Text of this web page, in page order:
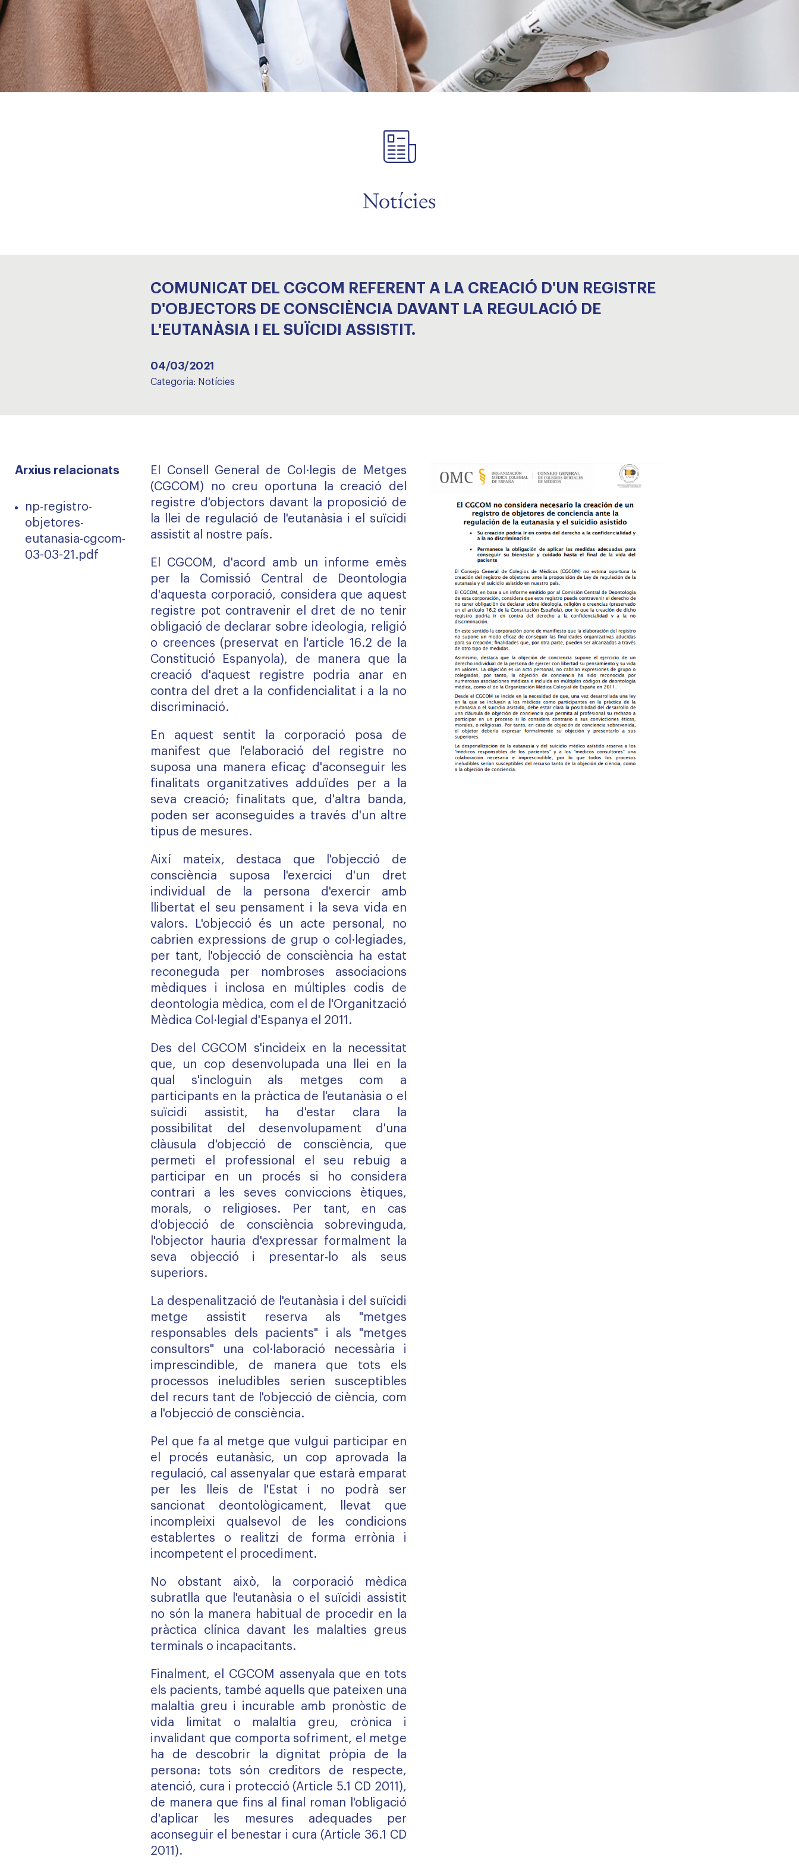
Notícies
COMUNICAT DEL CGCOM REFERENT A LA CREACIÓ D'UN REGISTRE
D'OBJECTORS DE CONSCIÈNCIA DAVANT LA REGULACIÓ DE
L'EUTANÀSIA I EL SUÏCIDI ASSISTIT.
04/03/2021
Categoria: Notícies
Arxius relacionats
np-registro-
objetores-
eutanasia-cgcom-
03-03-21.pdf
El Consell General de Col·legis de Metges
(CGCOM ) no creu oportuna la creació del
registre d'objectors davant la proposició de
la llei de regulació de l'eutanàsia i el suïcidi
assistit al nostre país.
El CGCOM , d'acord amb un informe emès
per la Comissió Central de Deontologia
d'aquesta corporació, considera que aquest
registre pot contravenir el dret de no tenir
obligació de declarar sobre ideologia, religió
o creences (preservat en l'article 16.2 de la
Constitució Espanyola), de manera que la
creació d'aquest registre podria anar en
contra del dret a la confidencialitat i a la no
discriminació.
En aquest sentit la corporació posa de
manifest que l'elaboració del registre no
suposa una manera eficaç d'aconseguir les
finalitats organitzatives adduïdes per a la
seva creació; finalitats que, d'altra banda,
poden ser aconseguides a través d'un altre
tipus de mesures.
Així mateix, destaca que l'objecció de
consciència suposa l'exercici d'un dret
individual de la persona d'exercir amb
llibertat el seu pensament i la seva vida en
valors. L'objecció és un acte personal, no
cabrien expressions de grup o col·legiades,
per tant, l'objecció de consciència ha estat
reconeguda per nombroses associacions
mèdiques i inclosa en múltiples codis de
deontologia mèdica, com el de l'Organització
Mèdica Col·legial d'Espanya el 2011.
Des del CGCOM
s'incideix en la necessitat
que, un cop desenvolupada una llei en la
qual s'incloguin als metges com a
participants en la pràctica de l'eutanàsia o el
suïcidi assistit, ha d'estar clara la
possibilitat del desenvolupament d'una
clàusula d'objecció de consciència, que
permeti el professional el seu rebuig a
participar en un procés si ho considera
contrari a les seves conviccions ètiques,
morals, o religioses. Per tant, en cas
d'objecció de consciència sobrevinguda,
l'objector hauria d'expressar formalment la
seva objecció i presentar-lo als seus
superiors.
La despenalització de l'eutanàsia i del suïcidi
metge assistit reserva als "metges
responsables dels pacients" i als "metges
consultors" una col·laboració necessària i
imprescindible, de manera que tots els
processos ineludibles serien susceptibles
del recurs tant de l'objecció de ciència, com
a l'objecció de consciència.
Pel que fa al metge que vulgui participar en
el procés eutanàsic, un cop aprovada la
regulació, cal assenyalar que estarà emparat
per les lleis de l'Estat i no podrà ser
sancionat deontològicament, llevat que
incompleixi qualsevol de les condicions
establertes o realitzi de forma errònia i
incompetent el procediment.
No obstant això, la corporació mèdica
subratlla que l'eutanàsia o el suïcidi assistit
no són la manera habitual de procedir en la
pràctica clínica davant les malalties greus
terminals o incapacitants.
Finalment, el CGCOM
assenyala que en tots
els pacients, també aquells que pateixen una
malaltia greu i incurable amb pronòstic de
vida limitat o malaltia greu, crònica i
invalidant que comporta sofriment, el metge
ha de descobrir la dignitat pròpia de la
persona: tots són creditors de respecte,
atenció, cura i protecció (Article 5.1 CD 2011),
de manera que fins al final roman l'obligació
d'aplicar les mesures adequades per
aconseguir el benestar i cura (Article 36.1 CD
2011).